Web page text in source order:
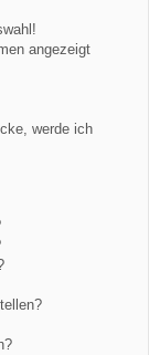
angezeigt
werde ich